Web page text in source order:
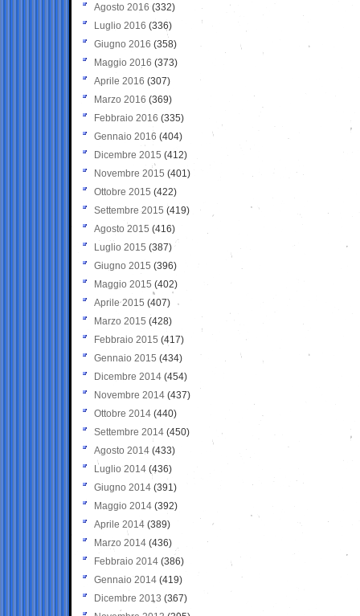
Agosto 2016 (332)
Luglio 2016 (336)
Giugno 2016 (358)
Maggio 2016 (373)
Aprile 2016 (307)
Marzo 2016 (369)
Febbraio 2016 (335)
Gennaio 2016 (404)
Dicembre 2015 (412)
Novembre 2015 (401)
Ottobre 2015 (422)
Settembre 2015 (419)
Agosto 2015 (416)
Luglio 2015 (387)
Giugno 2015 (396)
Maggio 2015 (402)
Aprile 2015 (407)
Marzo 2015 (428)
Febbraio 2015 (417)
Gennaio 2015 (434)
Dicembre 2014 (454)
Novembre 2014 (437)
Ottobre 2014 (440)
Settembre 2014 (450)
Agosto 2014 (433)
Luglio 2014 (436)
Giugno 2014 (391)
Maggio 2014 (392)
Aprile 2014 (389)
Marzo 2014 (436)
Febbraio 2014 (386)
Gennaio 2014 (419)
Dicembre 2013 (367)